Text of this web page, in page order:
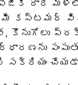
పేజీకి దారి
కస్టమర్
కొనుగోలు
సక్రియం